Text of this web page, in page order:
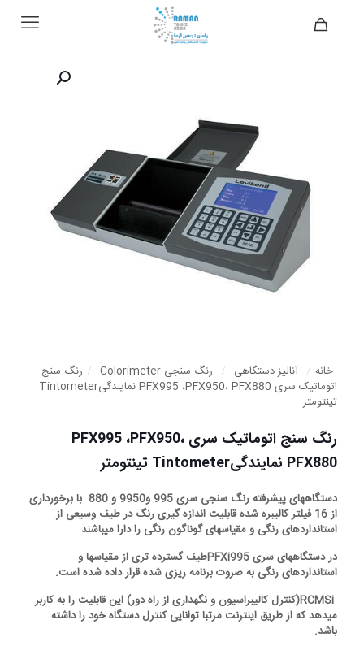
خانه / آنالیز دستگاهی / رنگ سنجی Colorimeter / رنگ سنج
اتوماتیک سری PFX995 ،PFX950، PFX880 نمایندگیTintometer
تینتومتر
رنگ سنج اتوماتیک سری PFX995 ،PFX950،
PFX880 نمایندگیTintometer تینتومتر
دستگاههای پیشرفته رنگ سنجی سری 995 و9950 و 880 با برخورداری
از 16 فیلتر کالیبره شده قابلیت اندازه گیری رنگ در طیف وسیعی از
استانداردهای رنگی و مقیاسهای گوناگون رنگی را دارا میباشند
در دستگاههای سری PFXi995طیف گسترده تری از مقیاسها و
استانداردهای رنگی به صروت برنامه ریزی شده قرار داده شده است.
RCMSi(کنترل کالیبراسیون و نگهداری از راه دور) این قابلیت را به کاربر
میدهد که از طریق اینترنت مرتبا توانایی کنترل دستگاه خود را داشته
باشد.